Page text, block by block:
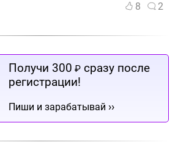
8 2
Получи 300 ₽ сразу после
регистрации!
Пиши и зарабатывай ››